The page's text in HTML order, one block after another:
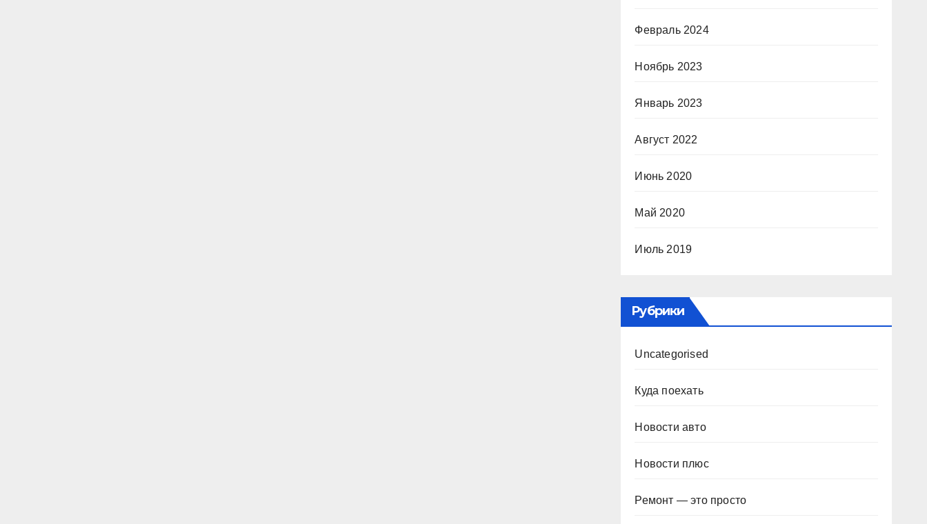
Февраль 2024
Ноябрь 2023
Январь 2023
Август 2022
Июнь 2020
Май 2020
Июль 2019
Рубрики
Uncategorised
Куда поехать
Новости авто
Новости плюс
Ремонт — это просто